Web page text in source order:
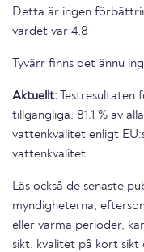
Detta är ingen
värdet var 4.8
Tyvärr finns det ännu
Aktuellt: Testresultaten
tillgängliga. 81.1 % av
vattenkvalitet enligt
vattenkvalitet.
Läs också de senaste
myndigheterna,
eller varma perioder,
sikt. kvalitet på kort sikt